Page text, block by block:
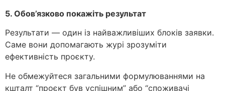
5. Обов’язково покажіть результат
Результати — один із найважливіших блоків заявки.
Саме вони допомагають журі зрозуміти
ефективність проєкту.
Не обмежуйтеся загальними формулюваннями на
кшталт “проєкт був успішним” або “споживачі